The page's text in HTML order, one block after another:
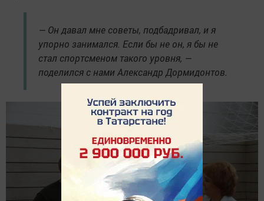
— Он давал мне советы, подбадривал, и я
упорно занимался. Если бы не он, я бы не
стал спортсменом такого уровня, —
поделился с нами Александр Дормидонтов.